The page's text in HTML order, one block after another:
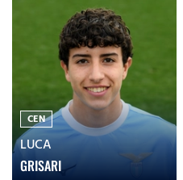
CEN
LUCA
GRISARI